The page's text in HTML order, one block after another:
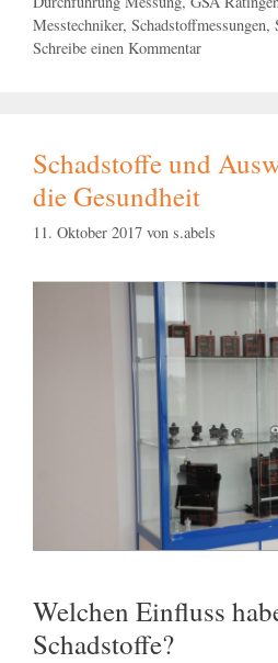
Messtechniker, Schadstoffmessungen,
Schreibe einen Kommentar
Schadstoffe und
die Gesundheit
11. Oktober 2017 von s.abels
Welchen Einfluss
Schadstoffe?